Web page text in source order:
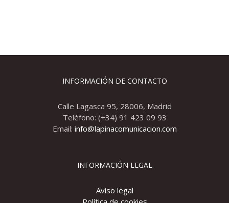
INFORMACIÓN DE CONTACTO
Calle Lagasca 95, 28006, Madrid
Teléfono: (+34) 91 423 09 93
Email: info@lapinacomunicacion.com
INFORMACIÓN LEGAL
Aviso legal